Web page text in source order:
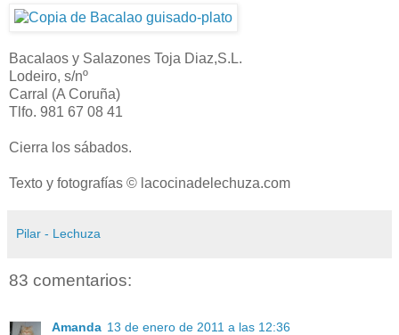
Bacalaos y Salazones Toja Diaz,S.L.
Lodeiro, s/nº
Carral (A Coruña)
Tlfo. 981 67 08 41
Cierra los sábados.
Texto y fotografías © lacocinadelechuza.com
Pilar - Lechuza
83 comentarios:
Amanda 13 de enero de 2011 a las 12:36